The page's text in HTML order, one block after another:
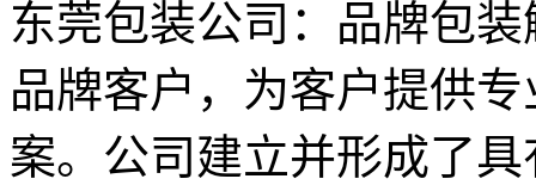
东莞包装公司：品牌包
品牌客户，为客户提供
案。公司建立并形成了